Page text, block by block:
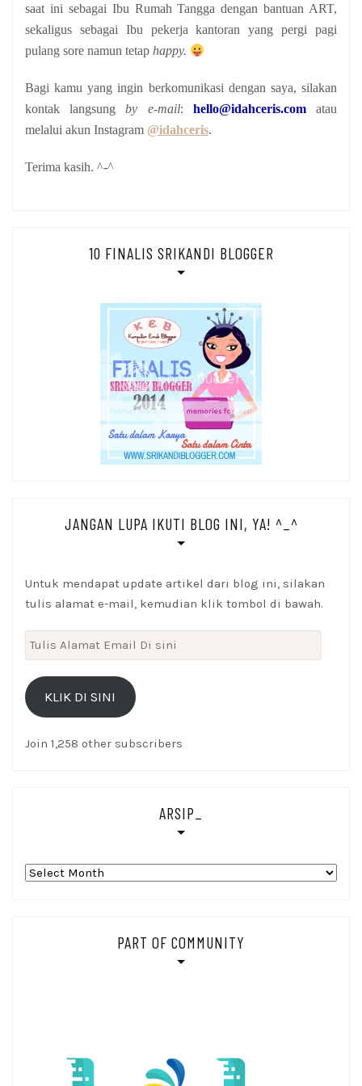
saat ini sebagai Ibu Rumah Tangga dengan bantuan ART,
sekaligus sebagai Ibu pekerja kantoran yang pergi pagi
pulang sore namun tetap happy.
Bagi kamu yang ingin berkomunikasi dengan saya, silakan
kontak langsungby e-mail: hello@idahceris.com
atau
melalui akun Instagram @idahceris.
Terima kasih. ^-^
10 FINALIS SRIKANDI BLOGGER
JANGAN LUPA IKUTI BLOG INI, YA! ^_^
Untuk mendapat update artikel dari blog ini, silakan
tulis alamat e-mail, kemudian klik tombol di bawah.
Tulis
Alamat
Email
KLIK DI SINI
Join 1,258 other subscribers
ARSIP_
Arsip_
PART OF COMMUNITY